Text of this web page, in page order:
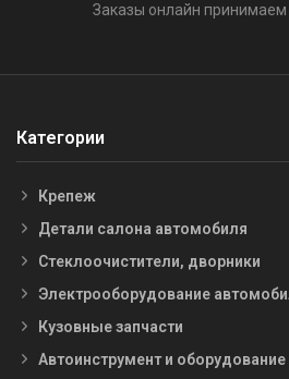
Заказы онлайн принимаем
Категории
Крепеж
Детали салона автомобиля
Стеклоочистители, дворники
Электрооборудование
Кузовные запчасти
Автоинструмент и оборудование